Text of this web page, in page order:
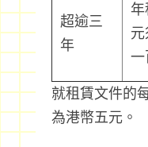
超逾三
年
年
一
就租賃文件的
為港幣五元。